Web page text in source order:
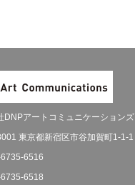
DNPアートコミュニケーションズ
東京都新宿区市谷加賀町1-1-1
6516
6518